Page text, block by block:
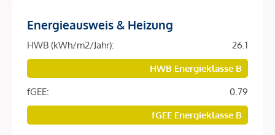
Beschreibung *
Diese hochwertig ausgestattete Wohnung befindet sich im
fertiggestellten NeubauprojektSOPHIEin begehrter Lage
des 9. Wiener Gemeindebezirks.
Die Einheit überzeugt durch ein modernes Wohnkonzept,
Energieausweis & Heizung
HWB (kWh/m2/Jahr):
26.1
HWB Energieklasse B
fGEE:
0.79
fGEE Energieklasse B